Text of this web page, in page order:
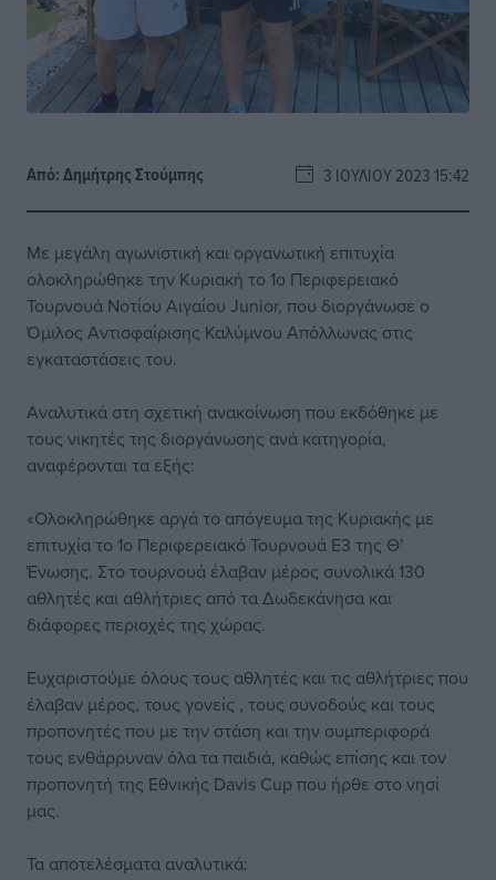
Από:Δημήτρης Στούμπης 3 ΙΟΥΛΊΟΥ 2023 15:42
Με μεγάλη αγωνιστική και οργανωτική επιτυχία
ολοκληρώθηκε την Κυριακή το 1ο Περιφερειακό
Τουρνουά Νοτίου Αιγαίου Junior, που διοργάνωσε ο
Όμιλος Αντισφαίρισης Καλύμνου Απόλλωνας στις
εγκαταστάσεις του.
Αναλυτικά στη σχετική ανακοίνωση που εκδόθηκε με
τους νικητές της διοργάνωσης ανά κατηγορία,
αναφέρονται τα εξής:
«Ολοκληρώθηκε αργά το απόγευμα της Κυριακής με
επιτυχία το 1ο Περιφερειακό Τουρνουά Ε3 της Θ’
Ένωσης. Στο τουρνουά έλαβαν μέρος συνολικά 130
αθλητές και αθλήτριες από τα Δωδεκάνησα και
διάφορες περιοχές της χώρας.
Ευχαριστούμε όλους τους αθλητές και τις αθλήτριες που
έλαβαν μέρος, τους γονείς , τους συνοδούς και τους
προπονητές που με την στάση και την συμπεριφορά
τους ενθάρρυναν όλα τα παιδιά, καθώς επίσης και τον
προπονητή της Εθνικής Davis Cup που ήρθε στο νησί
μας.
Τα αποτελέσματα αναλυτικά: